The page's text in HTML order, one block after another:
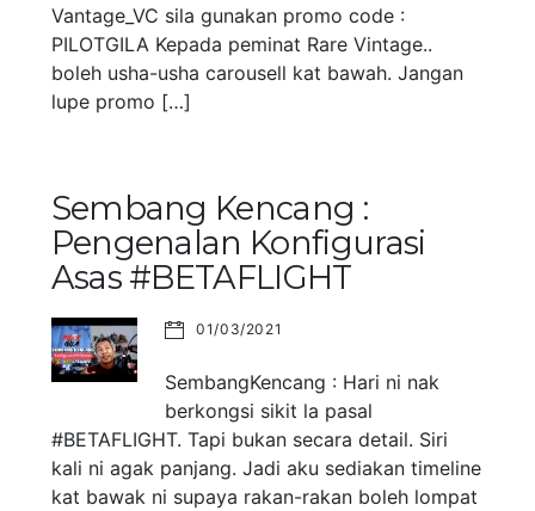
Vantage_VC sila gunakan promo code :
PILOTGILA Kepada peminat Rare Vintage..
boleh usha-usha carousell kat bawah. Jangan
lupe promo […]
Sembang Kencang :
Pengenalan Konfigurasi
Asas #BETAFLIGHT
01/03/2021
SembangKencang : Hari ni nak
berkongsi sikit la pasal
#BETAFLIGHT. Tapi bukan secara detail. Siri
kali ni agak panjang. Jadi aku sediakan timeline
kat bawak ni supaya rakan-rakan boleh lompat